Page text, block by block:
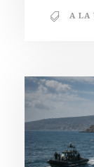
A LA